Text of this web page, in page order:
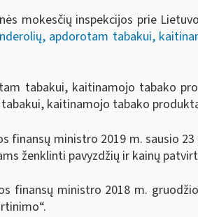
mokesčių inspekcijos prie
apdorotam tabakui,
tabakui, kaitinamojo tabako
kaitinamojo tabako
finansų ministro 2019 m. sausio
ženklinti pavyzdžių ir kainų
finansų ministro 2018 m.